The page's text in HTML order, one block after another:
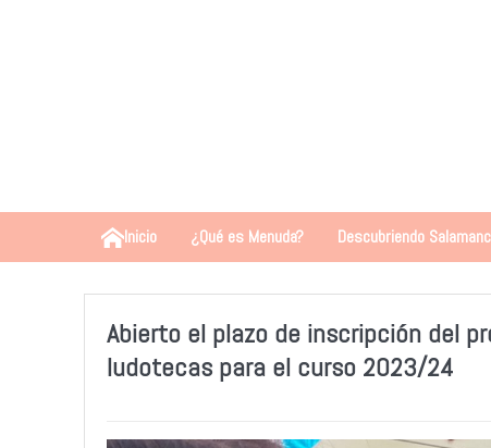
Inicio ¿Qué es Menuda? Descubriendo
Abierto el plazo de inscripción del
ludotecas para el curso 2023/24